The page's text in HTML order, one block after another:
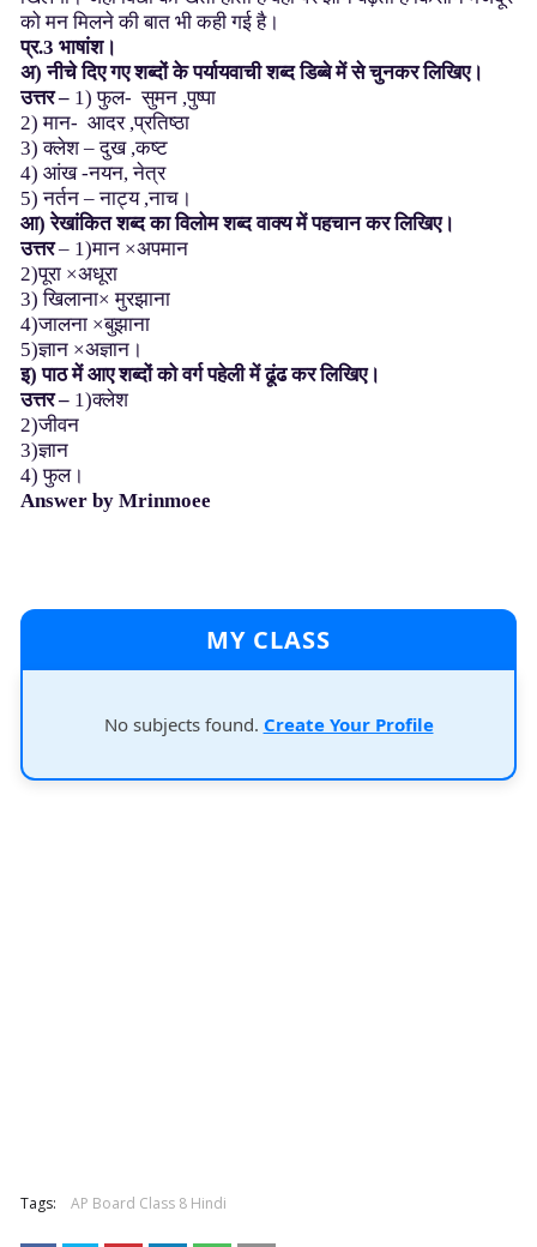
को मन मिलने की बात भी कही गई है।
प्र.3 भाषांश।
अ)नीचेदिएगएशब्दोंकेपर्यायवाचीशब्दडिब्बेमेंसेचुनकरलिखिए।
उत्तर – 1) फुल- सुमन ,पुष्पा
2) मान- आदर ,प्रतिष्ठा
3) क्लेश – दुख ,कष्ट
4) आंख -नयन, नेत्र
5) नर्तन – नाट्य ,नाच।
आ)रेखांकितशब्दकाविलोमशब्दवाक्यमेंपहचानकरलिखिए।
उत्तर– 1)मान ×अपमान
2)पूरा ×अधूरा
3) खिलाना× मुरझाना
4)जालना ×बुझाना
5)ज्ञान ×अज्ञान।
इ)पाठमेंआएशब्दोंकोवर्गपहेलीमेंढूंढकरलिखिए।
उत्तर – 1)क्लेश
2)जीवन
3)ज्ञान
4) फुल।
Answer by Mrinmoee
MY CLASS
No subjects found. Create Your Profile
Tags: AP Board Class 8 Hindi